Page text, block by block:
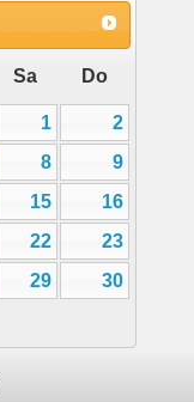
Sa Do
1
2
8
9
15
16
22
23
29
30